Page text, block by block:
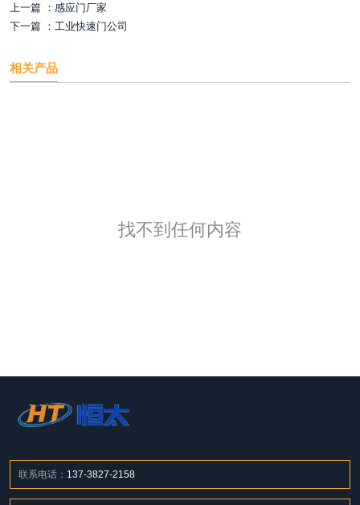
上一篇 ： 感应门厂家
下一篇 ： 工业快速门公司
相关产品
找不到任何内容
联系电话： 137-3827-2158